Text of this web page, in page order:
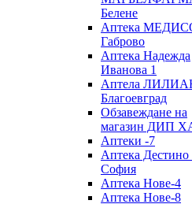
Белене
Аптека
Габрово
Аптека Надежда
Иванова 1
Аптела
Благоевград
Обзавеждане на
магазин ДИП
Аптеки -7
Аптека Дестино
София
Аптека Нове-4
Аптека Нове-8